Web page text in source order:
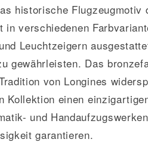
historische Flugzeugmotiv
verschiedenen
Leuchtzeigern
gewährleisten. Das
von Longines
Kollektion einen
und
garantieren.